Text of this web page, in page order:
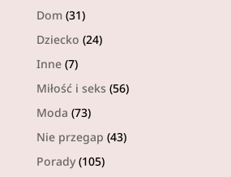
Dom (31)
Dziecko (24)
Inne(7)
Miłość i seks (56)
Moda (73)
Nie przegap (43)
Porady(105)